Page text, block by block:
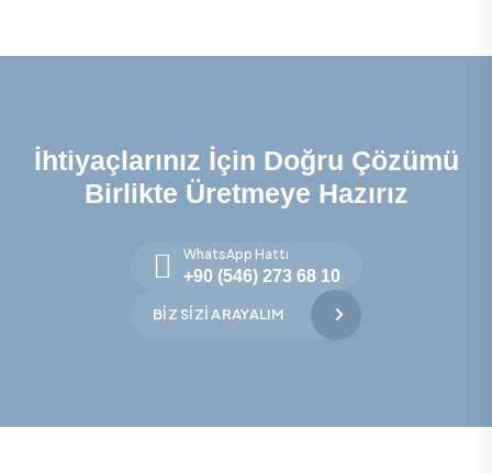
İhtiyaçlarınız İçin Doğru Çözümü
Birlikte Üretmeye Hazırız
WhatsApp Hattı
+90 (546) 273 68 10
BIZ SIZI ARAYALIM